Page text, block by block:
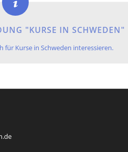
"KURSE IN SCHWEDEN"
für Kurse in Schweden interessieren.